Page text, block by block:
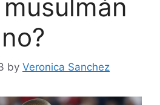
by Veronica Sanchez